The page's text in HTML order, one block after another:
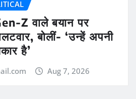
Z वाले बयान पर
बोलीं- ‘उन्हें अपनी
है’
Aug 7, 2026